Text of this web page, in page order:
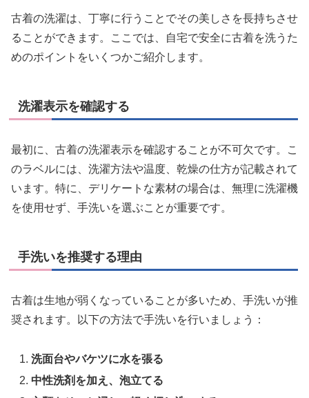
古着の洗濯は、丁寧に行うことでその美しさを長持ちさせ
ることができます。ここでは、自宅で安全に古着を洗うた
めのポイントをいくつかご紹介します。
洗濯表示を確認する
最初に、古着の洗濯表示を確認することが不可欠です。こ
のラベルには、洗濯方法や温度、乾燥の仕方が記載されて
います。特に、デリケートな素材の場合は、無理に洗濯機
を使用せず、手洗いを選ぶことが重要です。
手洗いを推奨する理由
古着は生地が弱くなっていることが多いため、手洗いが推
奨されます。以下の方法で手洗いを行いましょう：
洗面台やバケツに水を張る
中性洗剤を加え、泡立てる